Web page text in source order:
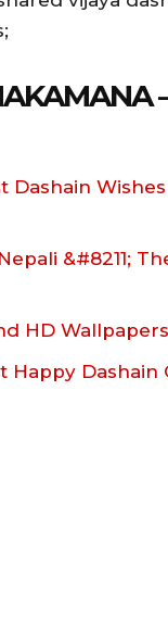
Dashain
&#8211;
HD Wallpapers
Happy Dashain